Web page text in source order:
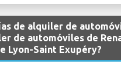
de alquiler de
de automóviles de
Lyon-Saint Exupéry?